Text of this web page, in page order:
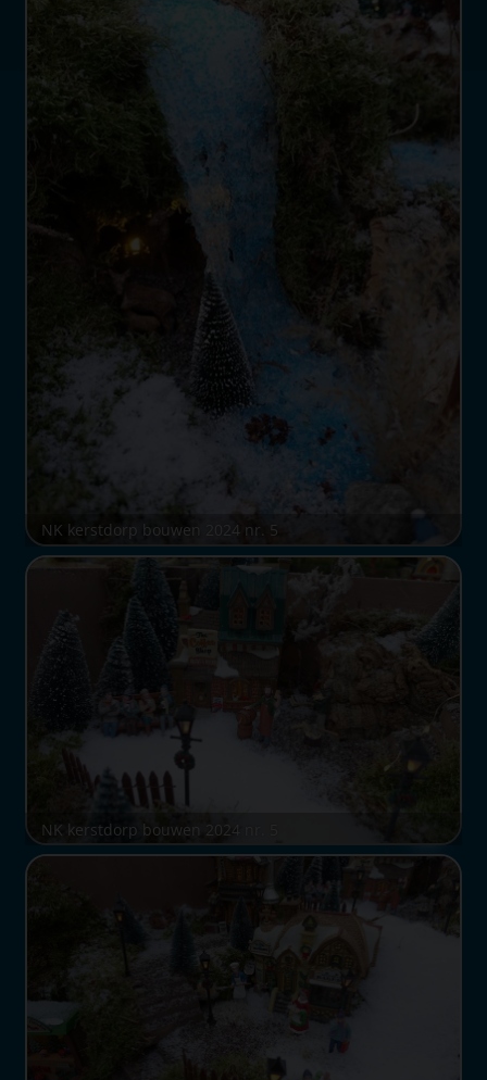
NK kerstdorp bouwen 2024 nr. 5
NK kerstdorp bouwen 2024 nr. 5